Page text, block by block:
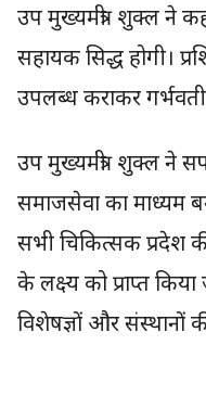
उप मुख्यमंत्री शुक्ल ने
सहायक सिद्ध होगी।
उपलब्ध कराकर
उप मुख्यमंत्री शुक्ल ने
समाजसेवा का माध्यम
सभी चिकित्सक प्रदेश
के लक्ष्य को प्राप्त
विशेषज्ञों और संस्थानों